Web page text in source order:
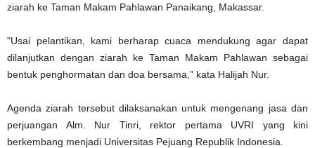
ziarah ke Taman Makam Pahlawan Panaikang, Makassar.
“Usai pelantikan, kami berharap cuaca mendukung agar dapat
dilanjutkan dengan ziarah ke Taman Makam Pahlawan sebagai
bentuk penghormatan dan doa bersama,” kata Halijah Nur.
Agenda ziarah tersebut dilaksanakan untuk mengenang jasa dan
perjuangan Alm. Nur Tinri, rektor pertama UVRI yang kini
berkembang menjadi Universitas Pejuang Republik Indonesia.